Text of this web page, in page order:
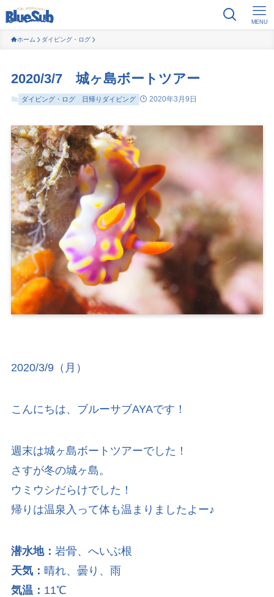
MENU
ホーム ダイビング・ログ
2020/3/7 城ヶ島ボートツアー
ダイビング・ログ 日帰りダイビング 2020年3月9日
2020/3/9（月）
こんにちは、ブルーサブAYAです！
週末は城ヶ島ボートツアーでした！
さすが冬の城ヶ島。
ウミウシだらけでした！
帰りは温泉入って体も温まりましたよー♪
潜水地： 岩骨、へいぶ根
天気： 晴れ、曇り、雨
気温： 11℃